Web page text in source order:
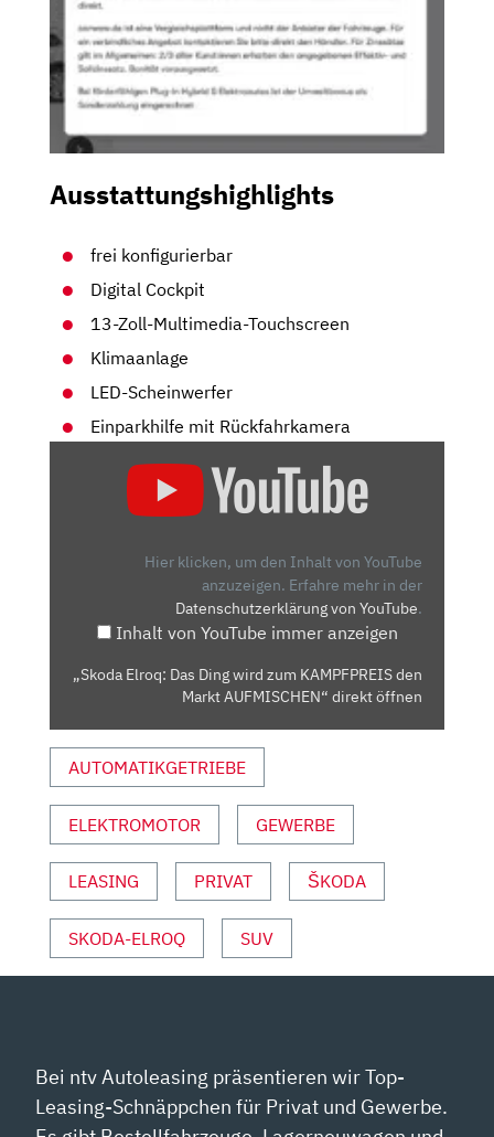
Ausstattungshighlights
frei konfigurierbar
Digital Cockpit
13-Zoll-Multimedia-Touchscreen
Klimaanlage
LED-Scheinwerfer
Einparkhilfe mit Rückfahrkamera
MARKT
YOUTUBE
ANZEIGEN
Hier klicken, um den Inhalt von YouTube
anzuzeigen. Erfahre mehr in der
Datenschutzerklärung von YouTube.
Inhalt von YouTube immer anzeigen
„Skoda Elroq: Das Ding wird zum KAMPFPREIS den
Markt AUFMISCHEN“ direkt öffnen
AUTOMATIKGETRIEBE
ELEKTROMOTOR GEWERBE
LEASING PRIVAT ŠKODA
SKODA-ELROQ SUV
Bei ntv Autoleasing präsentieren wir Top-
Leasing-Schnäppchen für Privat und Gewerbe.